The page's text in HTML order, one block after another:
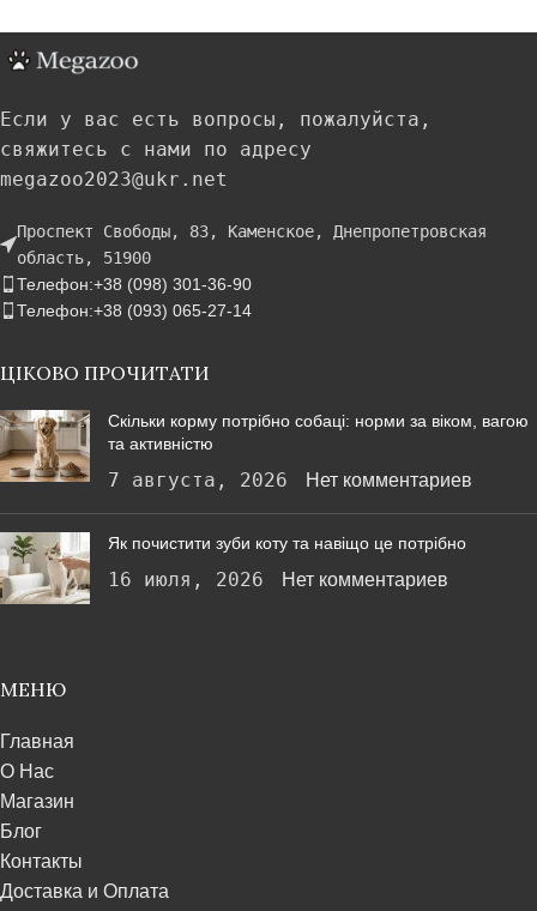
Если у вас есть вопросы, пожалуйста,
свяжитесь с нами по адресу
megazoo2023@ukr.net
Проспект Свободы, 83, Каменское, Днепропетровская
область, 51900
Телефон:+38 (098) 301-36-90
Телефон:+38 (093) 065-27-14
ЦІКОВО ПРОЧИТАТИ
Скільки корму потрібно собаці: норми за віком, вагою
та активністю
7 августа, 2026 Нет комментариев
Як почистити зуби коту та навіщо це потрібно
16 июля, 2026 Нет комментариев
МЕНЮ
Главная
О Нас
Магазин
Блог
Контакты
Доставка и Оплата